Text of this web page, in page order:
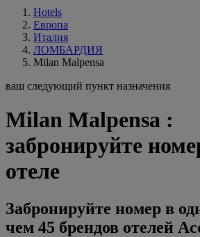
Hotels
Европа
Италия
ЛОМБАРДИЯ
Milan Malpensa
ваш следующий пункт назначения
Milan Malpensa :
забронируйте
отеле
Забронируйте номер в
чем 45 брендов отелей